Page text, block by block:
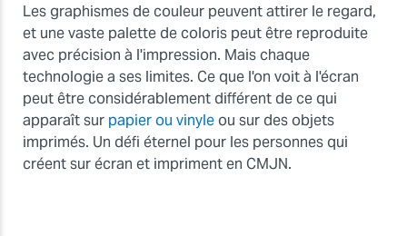
Les graphismes de couleur peuvent attirer le regard,
et une vaste palette de coloris peut être reproduite
avec précision à l'impression. Mais chaque
technologie a ses limites. Ce que l'on voit à l'écran
peut être considérablement différent de ce qui
apparaît sur papier ou vinyleou sur des objets
imprimés. Un défi éternel pour les personnes qui
créent sur écran et impriment en CMJN.